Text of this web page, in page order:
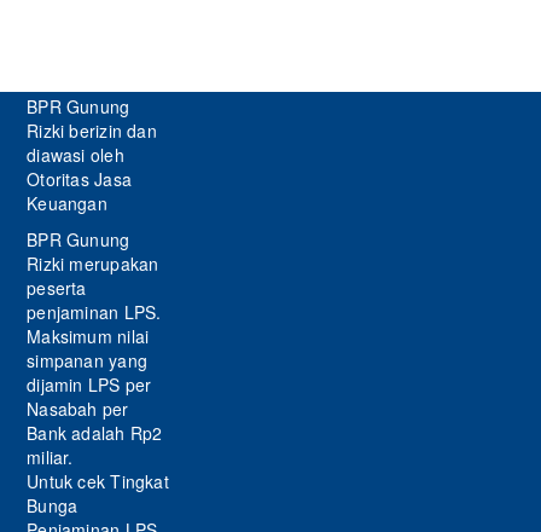
BPR Gunung
Rizki berizin dan
diawasi oleh
Otoritas Jasa
Keuangan
BPR Gunung
Rizki merupakan
peserta
penjaminan LPS.
Maksimum nilai
simpanan yang
dijamin LPS per
Nasabah per
Bank adalah Rp2
miliar.
Untuk cek Tingkat
Bunga